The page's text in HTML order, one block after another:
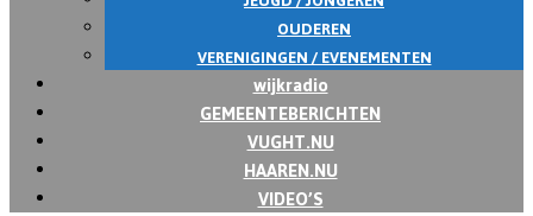
OUDEREN
VERENIGINGEN / EVENEMENTEN
wijkradio
GEMEENTEBERICHTEN
VUGHT.NU
HAAREN.NU
VIDEO’S